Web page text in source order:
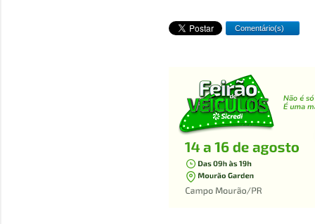
Comentário(s)